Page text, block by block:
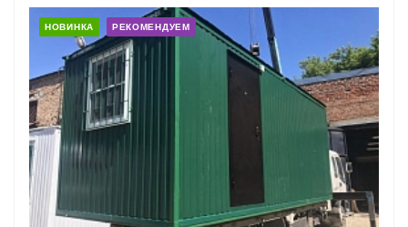
НОВИНКА РЕКОМЕНДУЕМ